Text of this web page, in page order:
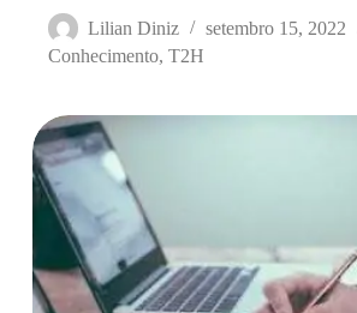
Lilian Diniz
setembro 15, 2022
Conhecimento, T2H